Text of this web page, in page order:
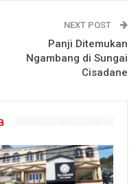
NEXT POST
Panji Ditemukan
Ngambang di Sungai
Cisadane